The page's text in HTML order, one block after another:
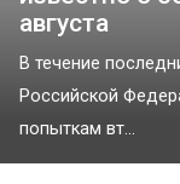
августа
В течение
Российской
попыткам вт...